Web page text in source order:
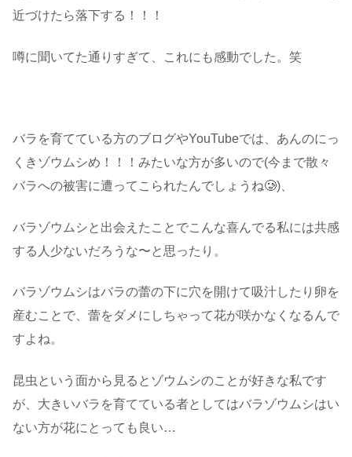
近づけたら落下する！！！
噂に聞いてた通りすぎて、これにも感動でした。笑
バラを育てている方のブログやYouTubeでは、あんのにっ
くきゾウムシめ！！！みたいな方が多いので(今まで散々
バラへの被害に遭ってこられたんでしょうね🥲)、
バラゾウムシと出会えたことでこんな喜んでる私には共感
する人少ないだろうな〜と思ったり。
バラゾウムシはバラの蕾の下に穴を開けて吸汁したり卵を
産むことで、蕾をダメにしちゃって花が咲かなくなるんで
すよね。
昆虫という面から見るとゾウムシのことが好きな私です
が、大きいバラを育てている者としてはバラゾウムシはい
ない方が花にとっても良い…